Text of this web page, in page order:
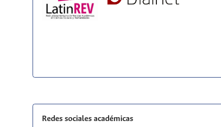
Redes sociales académicas